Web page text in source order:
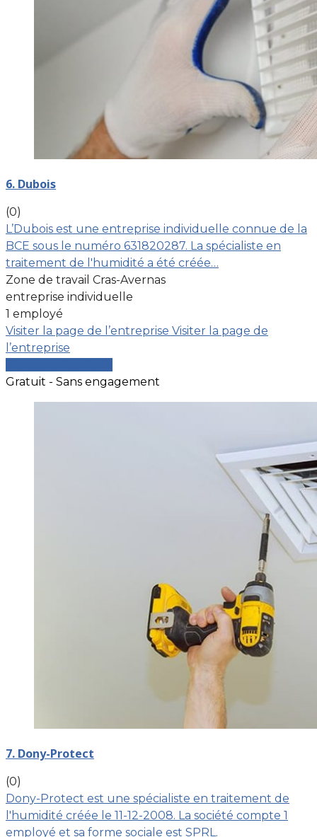
6. Dubois
(0)
L’Dubois est une entreprise individuelle connue de la
BCE sous le numéro 631820287. La spécialiste en
traitement de l'humidité a été créée…
Zone de travail Cras-Avernas
entreprise individuelle
1 employé
Visiter la page de l’entreprise Visiter la page de
l’entreprise
Gratuit - Sans engagement
7. Dony-Protect
(0)
Dony-Protect est une spécialiste en traitement de
l'humidité créée le 11-12-2008. La société compte 1
employé et sa forme sociale est SPRL.